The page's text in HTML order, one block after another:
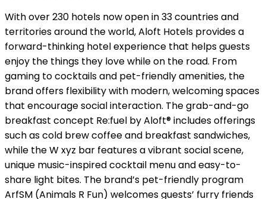
With over 230 hotels now open in 33 countries and
territories around the world, Aloft Hotels provides a
forward-thinking hotel experience that helps guests
enjoy the things they love while on the road. From
gaming to cocktails and pet-friendly amenities, the
brand offers flexibility with modern, welcoming spaces
that encourage social interaction. The grab-and-go
breakfast concept Re:fuel by Aloft® includes offerings
such as cold brew coffee and breakfast sandwiches,
while the W xyz bar features a vibrant social scene,
unique music-inspired cocktail menu and easy-to-
share light bites. The brand’s pet-friendly program
ArfSM (Animals R Fun) welcomes guests’ furry friends